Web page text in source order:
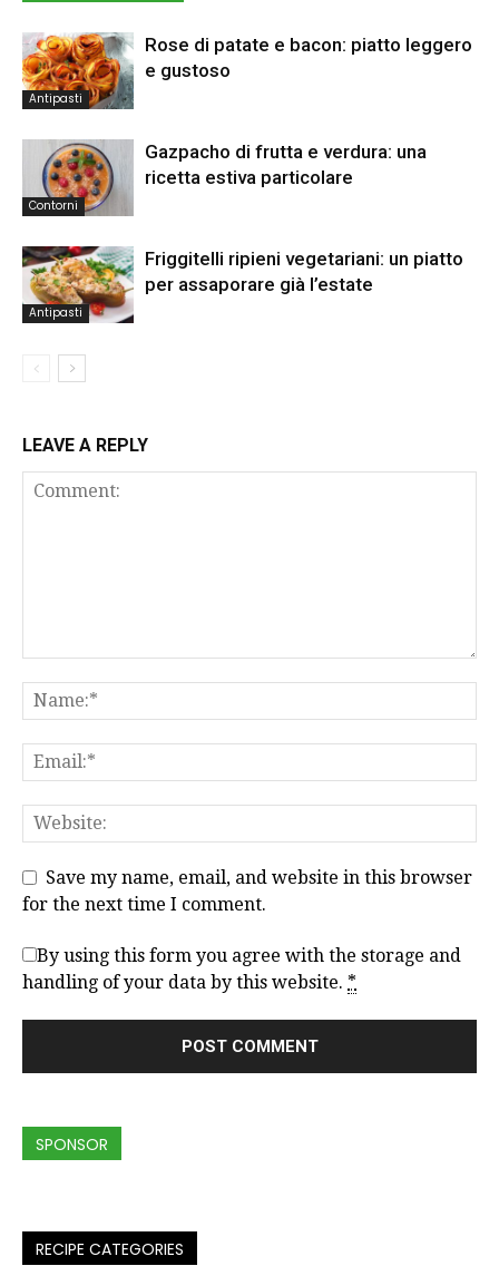
Antipasti
Rose di patate e bacon: piatto leggero
e gustoso
Contorni
Gazpacho di frutta e verdura: una
ricetta estiva particolare
Antipasti
Friggitelli ripieni vegetariani: un piatto
per assaporare già l’estate
LEAVE A REPLY
Save my name, email, and website in this browser
for the next time I comment.
By using this form you agree with the storage and
handling of your data by this website. *
SPONSOR
RECIPE CATEGORIES